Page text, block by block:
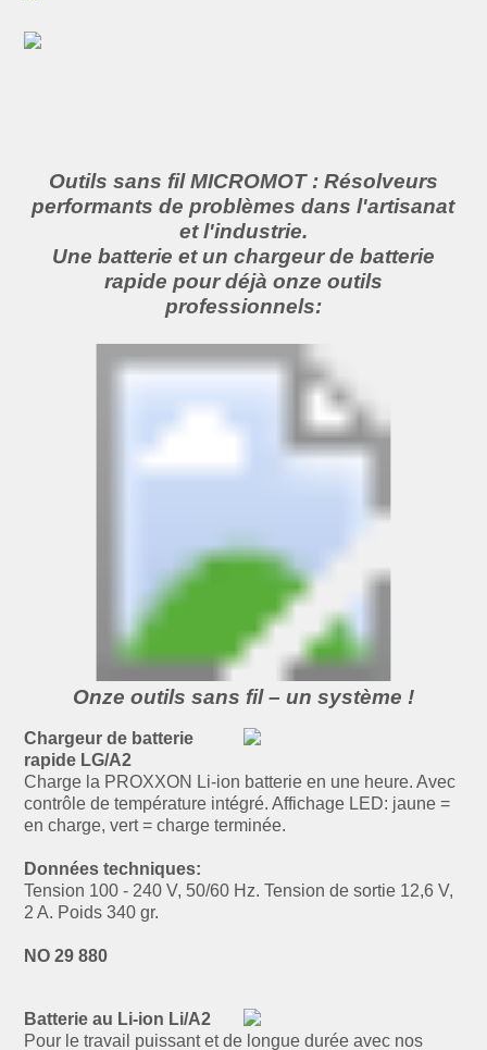
Outils sans fil MICROMOT : Résolveurs
performants de problèmes dans l'artisanat
et l'industrie.
Une batterie et un chargeur de batterie
rapide pour déjà onze outils
professionnels:
Onze outils sans fil – un système !
Chargeur de batterie
rapide LG/A2
Charge la PROXXON Li-ion batterie en une heure. Avec
contrôle de température intégré. Affichage LED: jaune =
en charge, vert = charge terminée.
Données techniques:
Tension 100 - 240 V, 50/60 Hz. Tension de sortie 12,6 V,
2 A. Poids 340 gr.
NO 29 880
Batterie au Li-ion Li/A2
Pour le travail puissant et de longue durée avec nos